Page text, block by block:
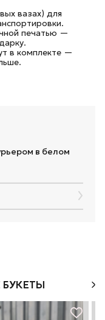
вазах) для
печатью —
в комплекте —
в белом